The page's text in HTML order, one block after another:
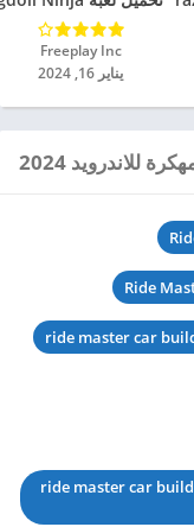
Freeplay Inc‏
يناير 16, 2024
Ride
ride master car
ride master car